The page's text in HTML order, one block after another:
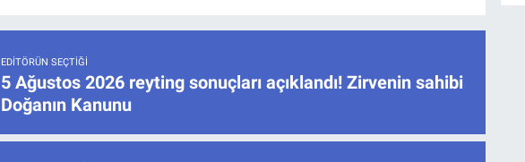
EDITÖRÜN SEÇTIĞI
5 Ağustos 2026 reyting sonuçları açıklandı! Zirvenin sahibi
Doğanın Kanunu